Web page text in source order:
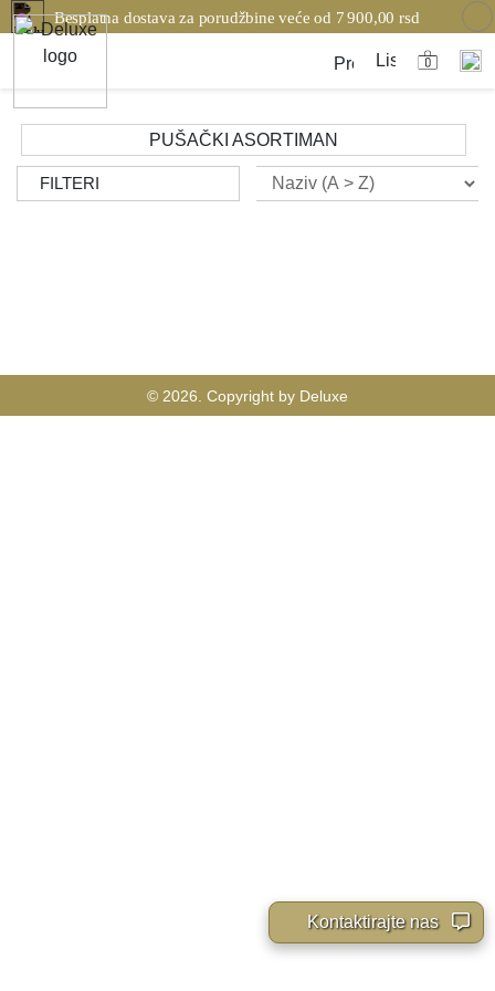
Besplatna dostava za porudžbine veće od 7 900,00 rsd
PUŠAČKI ASORTIMAN
FILTERI
© 2026. Copyright by Deluxe
Kontaktirajte nas